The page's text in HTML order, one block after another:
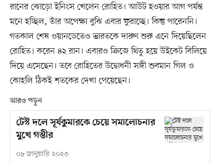
রানের ঝোড়ো ইনিংস খেলেন রোহিত। আউট হওয়ার আগ পর্যন্ত
মনে হচ্ছিল, তাঁর অপেক্ষা বুঝি এবার ফুরাচ্ছে। কিন্তু পারেননি।
গতকাল শেষ ওয়ানডেতেও ভারতকে দারুণ শুরু এনে দিয়েছিলেন
রোহিত। করেন ৪২ রান। এবারও ক্রিজে থিতু হয়ে উইকেট বিলিয়ে
দিয়ে এসেছেন। তবে রোহিতের উদ্বোধনী সঙ্গী শুবমান গিল ও
কোহলি ঠিকই শতকের দেখা পেয়েছেন।
আরও পড়ুন
টেস্ট দলে সূর্যকুমারকে চেয়ে সমালোচনার
মুখে গম্ভীর
০৮ জানুয়ারি ২০২৩